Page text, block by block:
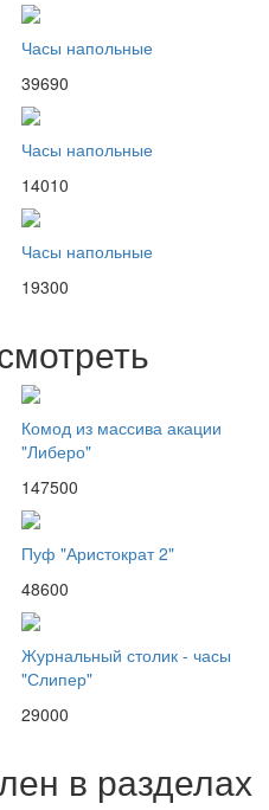
Часы напольные
39690
Часы напольные
14010
Часы напольные
19300
Комод из массива акации
"Либеро"
147500
Пуф "Аристократ 2"
48600
Журнальный столик - часы
"Слипер"
29000
в разделах